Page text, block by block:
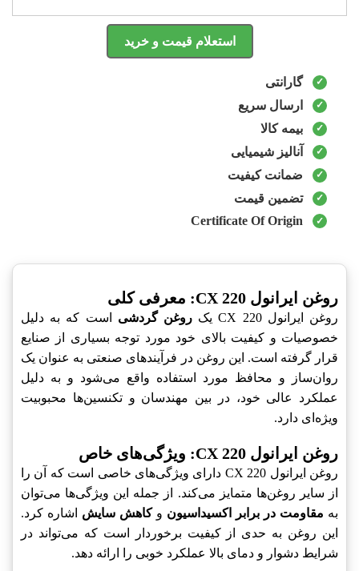
استعلام قیمت و خرید
گارانتی
ارسال سریع
بیمه کالا
آنالیز شیمیایی
ضمانت کیفیت
تضمین قیمت
Certificate Of Origin
روغن ایرانول CX 220‎: معرفی کلی
روغن ایرانول CX 220‎ یک روغن گردشی است که به دلیل
خصوصیات و کیفیت بالای خود مورد توجه بسیاری از صنایع
قرار گرفته است. این روغن در فرآیندهای صنعتی به عنوان یک
روان‌ساز و محافظ مورد استفاده واقع می‌شود و به دلیل
عملکرد عالی خود، در بین مهندسان و تکنسین‌ها محبوبیت
ویژه‌ای دارد.
روغن ایرانول CX 220‎: ویژگی‌های خاص
روغن ایرانول CX 220‎ دارای ویژگی‌های خاصی است که آن را
از سایر روغن‌ها متمایز می‌کند. از جمله این ویژگی‌ها می‌توان
به مقاومت در برابر اکسیداسیون وکاهش سایش اشاره کرد.
این روغن به حدی از کیفیت برخوردار است که می‌تواند در
شرایط دشوار و دمای بالا عملکرد خوبی را ارائه دهد.